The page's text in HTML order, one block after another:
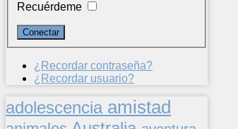
Recuérdeme
¿Recordar contraseña?
¿Recordar usuario?
adolescencia amistad